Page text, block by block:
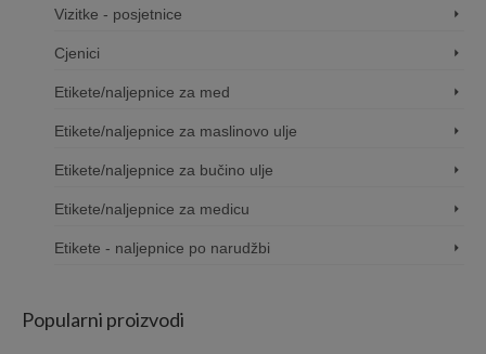
Vizitke - posjetnice
Cjenici
Etikete/naljepnice za med
Etikete/naljepnice za maslinovo ulje
Etikete/naljepnice za bučino ulje
Etikete/naljepnice za medicu
Etikete - naljepnice po narudžbi
Popularni proizvodi